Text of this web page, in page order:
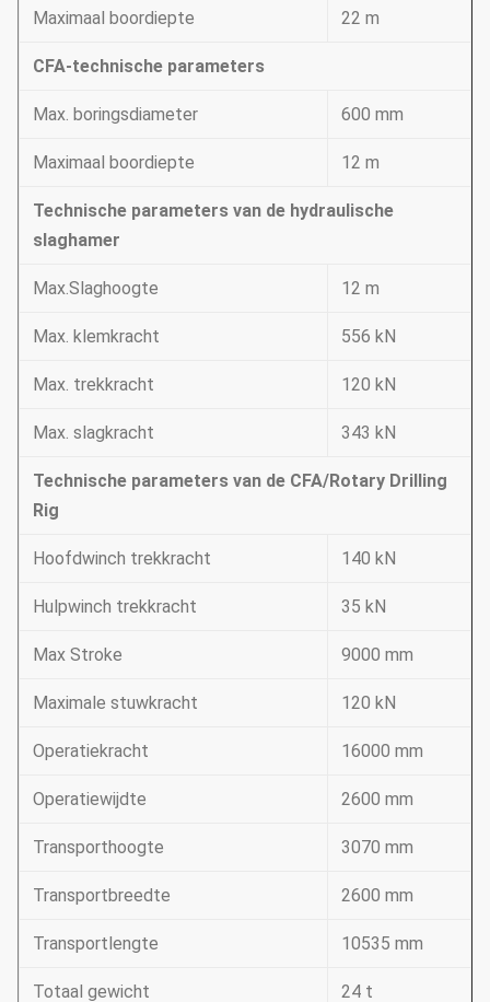
Maximaal boordiepte 22 m
CFA-technische parameters
Max. boringsdiameter 600 mm
Maximaal boordiepte 12 m
Technische parameters van de hydraulische
slaghamer
Max.Slaghoogte 12 m
Max. klemkracht 556 kN
Max. trekkracht 120 kN
Max. slagkracht 343 kN
Technische parameters van de CFA/Rotary Drilling
Rig
Hoofdwinch trekkracht 140 kN
Hulpwinch trekkracht 35 kN
Max Stroke 9000 mm
Maximale stuwkracht 120 kN
Operatiekracht 16000 mm
Operatiewijdte 2600 mm
Transporthoogte 3070 mm
Transportbreedte 2600 mm
Transportlengte 10535 mm
Totaal gewicht 24 t